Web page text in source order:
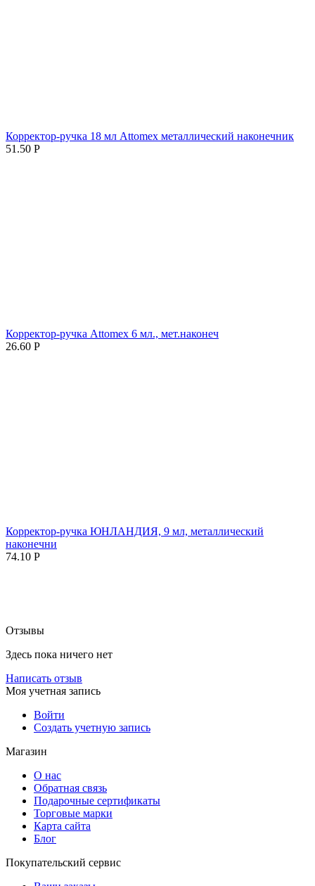
Корректор-ручка 18 мл Attomex металлический наконечник
51.50 Р
Корректор-ручка Attomex 6 мл., мет.наконеч
26.60 Р
Корректор-ручка ЮНЛАНДИЯ, 9 мл, металлический
наконечни
74.10 Р
Отзывы
Здесь пока ничего нет
Написать отзыв
Моя учетная запись
Войти
Создать учетную запись
Магазин
О нас
Обратная связь
Подарочные сертификаты
Торговые марки
Карта сайта
Блог
Покупательский сервис